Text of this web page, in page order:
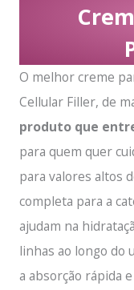
O melhor creme
Cellular Filler, de
produto que
para quem quer
para valores altos
completa para a
ajudam na
linhas ao longo do
a absorção rápida